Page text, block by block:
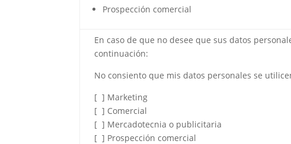
Prospección comercial
En caso de que no desee que sus datos
continuación:
No consiento que mis datos personales se
[ ] Marketing
[ ] Comercial
[ ] Mercadotecnia o publicitaria
[ ] Prospección comercial